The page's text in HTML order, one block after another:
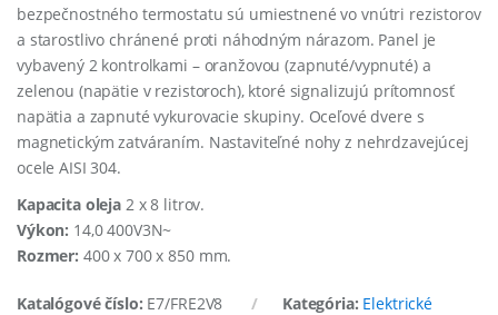
bezpečnostného termostatu sú umiestnené vo vnútri rezistorov
a starostlivo chránené proti náhodným nárazom. Panel je
vybavený 2 kontrolkami – oranžovou (zapnuté/vypnuté) a
zelenou (napätie v rezistoroch), ktoré signalizujú prítomnosť
napätia a zapnuté vykurovacie skupiny. Oceľové dvere s
magnetickým zatváraním. Nastaviteľné nohy z nehrdzavejúcej
ocele AISI 304.
Kapacita oleja 2 x 8 litrov.
Výkon: 14,0 400V3N~
Rozmer: 400 x 700 x 850 mm.
Katalógové číslo: E7/FRE2V8 Kategória: Elektrické